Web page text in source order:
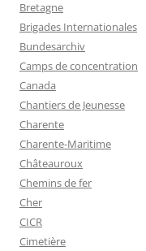
Bretagne
Brigades Internationales
Bundesarchiv
Camps de concentration
Canada
Chantiers de Jeunesse
Charente
Charente-Maritime
Châteauroux
Chemins de fer
Cher
CICR
Cimetière